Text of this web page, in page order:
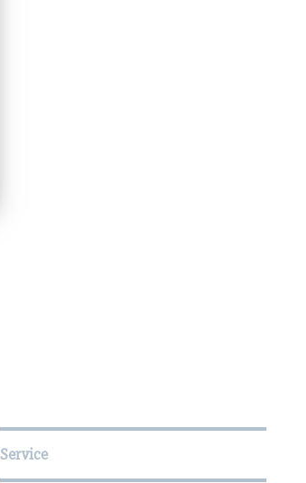
Service